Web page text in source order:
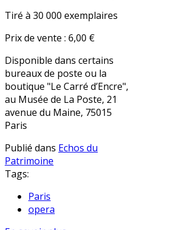
Tiré à 30 000 exemplaires
Prix de vente : 6,00 €
Disponible dans certains
bureaux de poste ou la
boutique "Le Carré d’Encre",
au Musée de La Poste, 21
avenue du Maine, 75015
Paris
Publié dans Echos du
Patrimoine
Tags:
Paris
opera